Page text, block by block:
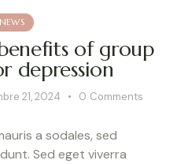
NEWS
of group
depression
21, 2024 0 Comments
a sodales, sed
Sed eget viverra